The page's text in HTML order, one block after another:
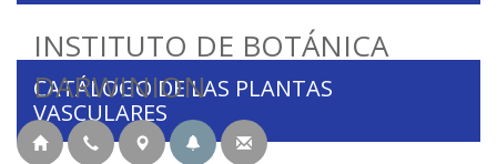
INSTITUTO DE BOTÁNICA
DARWINION
CATÁLOGO DE LAS PLANTAS
VASCULARES